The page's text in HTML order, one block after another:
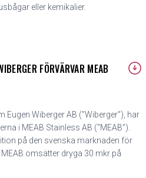
eller kemikalier.
FÖRVÄRVAR MEAB
Eugen Wiberger AB (”Wiberger”), har
i MEAB Stainless AB (”MEAB”).
på den svenska marknaden för
omsätter dryga 30 mkr på